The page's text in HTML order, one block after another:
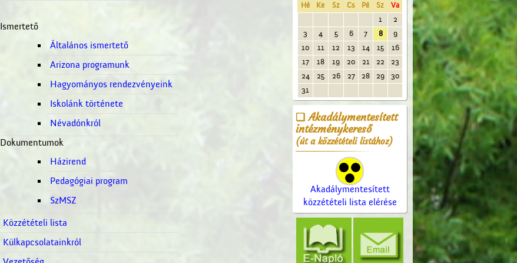
Ismertető
Általános ismertető
Arizona programunk
Hagyományos rendezvényeink
Iskolánk története
Névadónkról
Dokumentumok
Házirend
Pedagógiai program
SzMSZ
Közzétételi lista
Külkapcsolatainkról
Hé Ke Sz Cs Pé Sz
Va
1
2
3
4 5 6 7 8
9
10
11 12 13 14 15
16
17
18 19 20 21 22
23
24
25 26 27 28 29
30
31
Akadálymentesített
intézménykereső
(út a közzétételi listához)
Akadálymentesített
közzétételi lista elérése